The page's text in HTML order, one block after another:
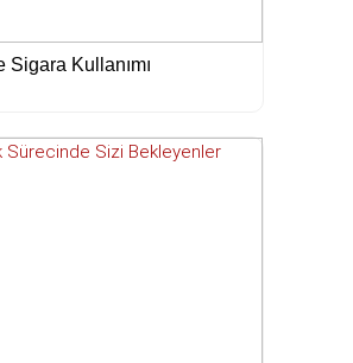
Sigara Kullanımı